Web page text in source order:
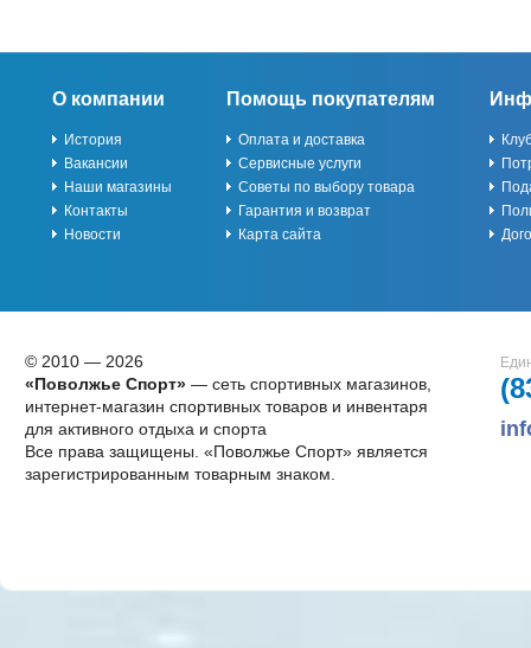
О компании
История
Вакансии
Наши магазины
Контакты
Новости
Помощь покупателям
Оплата и доставка
Сервисные услуги
Советы по выбору товара
Гарантия и возврат
Карта сайта
© 2010 — 2026
«Поволжье Спорт»— сеть спортивных магазинов,
интернет-магазин спортивных товаров и инвентаря
для активного отдыха и спорта
Все права защищены. «Поволжье Спорт» является
зарегистрированным товарным знаком.